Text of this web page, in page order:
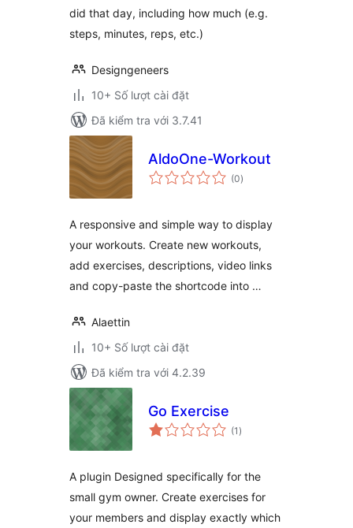
did that day, including how much (e.g.
steps, minutes, reps, etc.)
Designgeneers
10+ Số lượt cài đặt
Đã kiểm tra với 3.7.41
AldoOne-Workout
(0tổng
đánh
)
A responsive and simple way to display
your workouts. Create new workouts,
add exercises, descriptions, video links
and copy-paste the shortcode into …
Alaettin
10+ Số lượt cài đặt
Đã kiểm tra với 4.2.39
Go Exercise
(1 tổng
đánh
)
A plugin Designed specifically for the
small gym owner. Create exercises for
your members and display exactly which